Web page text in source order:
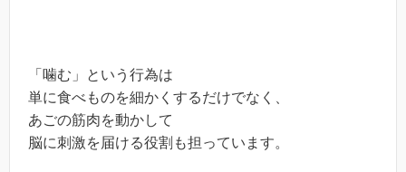
「噛む」という行為は
単に食べものを細かくするだけでなく、
あごの筋肉を動かして
脳に刺激を届ける役割も担っています。